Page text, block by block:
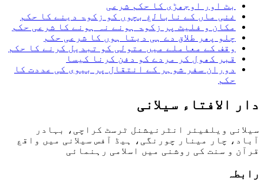
بٹ اور اوجھڑی کا حکم شرعی
غنی ماں کے نابالغ بچوں کو زکوۃ دینے کا حکم
مکان و فلیٹ پر زکوۃ ہونے نہ ہونے کا شرعی حکم
چلو پھر طلاق دے ہی دیتا ہوں کا شرعی حکم
وقف کے معاملے میں متولی کو تبدیل کرنے کا حکم
قبر کھول کر مردے کو دفن کرنا کیسا
دوران سفر شوہر کے انتقال پر بیوی كی عددت کا
حکم
دار الافتاء سیلانی
سیلانی ویلفیئر انٹرنیشنل ٹرسٹ کراچی، بہادر
آباد، چار مینار چورنگی، ہیڈ آفس سیلانی میں واقع
قرآن و سنت کی روشنی میں اسلامی رہنمائی
رابطہ